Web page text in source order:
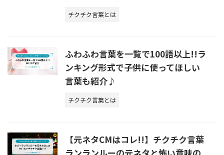
チクチク言葉とは
ふわふわ言葉を一覧で100語以上!!ラ
ンキング形式で子供に使ってほしい
言葉も紹介♪
チクチク言葉とは
【元ネタCMはコレ!!】チクチク言葉